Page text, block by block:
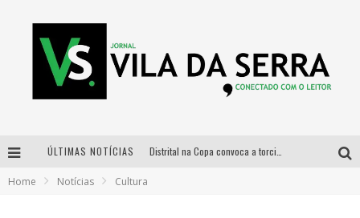
ÚLTIMAS NOTÍCIAS
Home Notícias Cultura